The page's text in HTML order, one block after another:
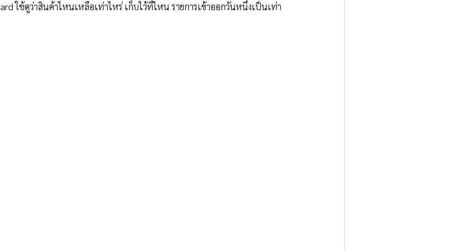
ใช้ดูว่าสินค้าไหนเหลือเท่าไหร่ เก็บไว้ที่ไหน รายการเข้าออกวันหนึ่งเป็นเท่า